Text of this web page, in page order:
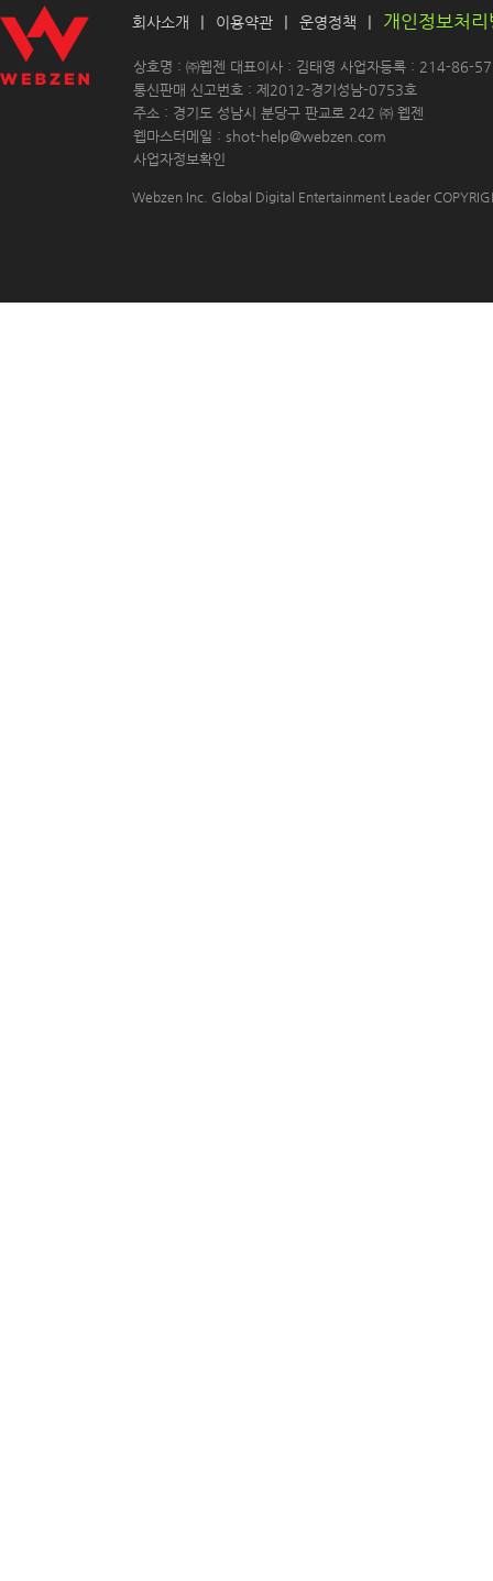
회사소개 | 이용약관 | 운영정책 | 개인정보처
상호명 : ㈜웹젠 대표이사 : 김태영 사업자등록 : 214-86-
통신판매 신고번호 : 제2012-경기성남-0753호
주소 : 경기도 성남시 분당구 판교로 242 ㈜ 웹젠
웹마스터메일 : shot-help@webzen.com
사업자정보확인
Webzen Inc. Global Digital Entertainment Leader